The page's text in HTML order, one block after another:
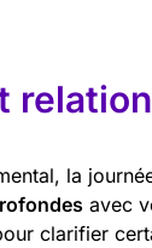
la
avec
clarifier